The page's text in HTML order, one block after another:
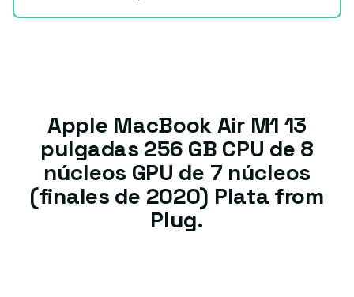
Apple MacBook Air M1 13
pulgadas 256 GB CPU de 8
núcleos GPU de 7 núcleos
(finales de 2020) Plata from
Plug.